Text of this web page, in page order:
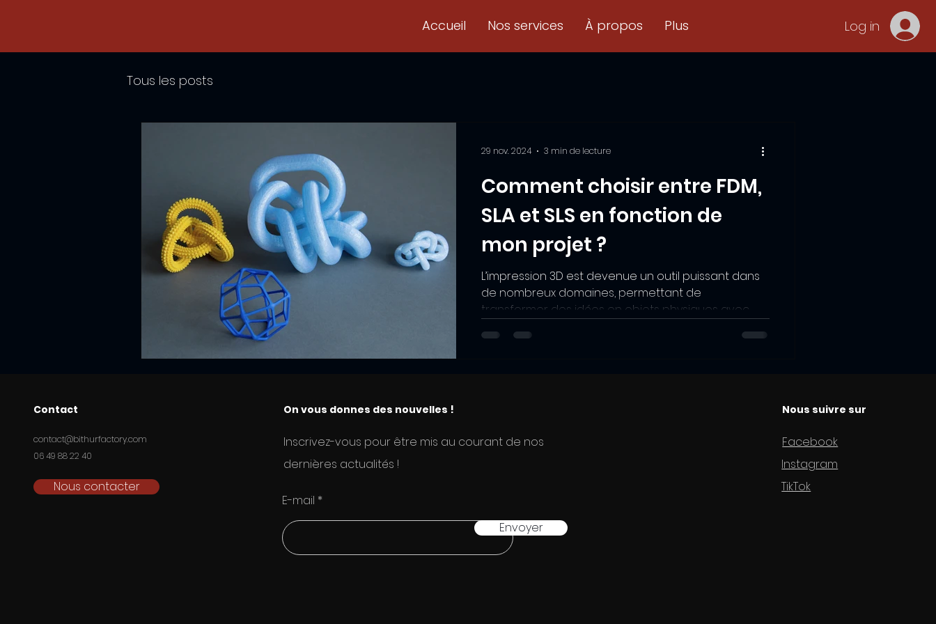
Accueil Nos services À propos Plus Log in
Tous les posts
Comment choisir entre FDM,
SLA et SLS en fonction de
mon projet ?
L’impression 3D est devenue un outil puissant dans
de nombreux domaines, permettant de
transformer des idées en objets physiques avec
29 nov. 2024 3 min de lecture
Contact
contact@bithurfactory.com
06 49 88 22 40
Nous contacter
On vous donnes des nouvelles !
Inscrivez-vous pour être mis au courant de nos
dernières actualités !
E-mail
Envoyer
Nous suivre sur
Facebook
Instagram
TikTok